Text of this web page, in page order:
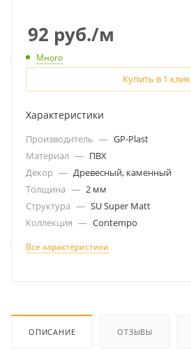
92 руб./м
Много
Купить в 1 клик
Характеристики
Производитель — GP-Plast
Материал — ПВХ
Декор — Древесный, каменный
Толщина — 2 мм
Структура — SU Super Matt
Коллекция — Contempo
Все характеристики
ОПИСАНИЕ ОТЗЫВЫ